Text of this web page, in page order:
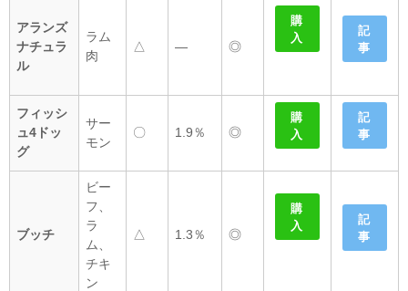
アランズ
ナチュラ
ル
ラム
肉
△ ― ◎
購
入
記
事
フィッシ
ュ4ドッ
グ
サー
モン
〇 1.9％ ◎
購
入
記
事
ブッチ
ビー
フ、
ラ
ム、
チキ
ン
△ 1.3％ ◎
購
入
記
事